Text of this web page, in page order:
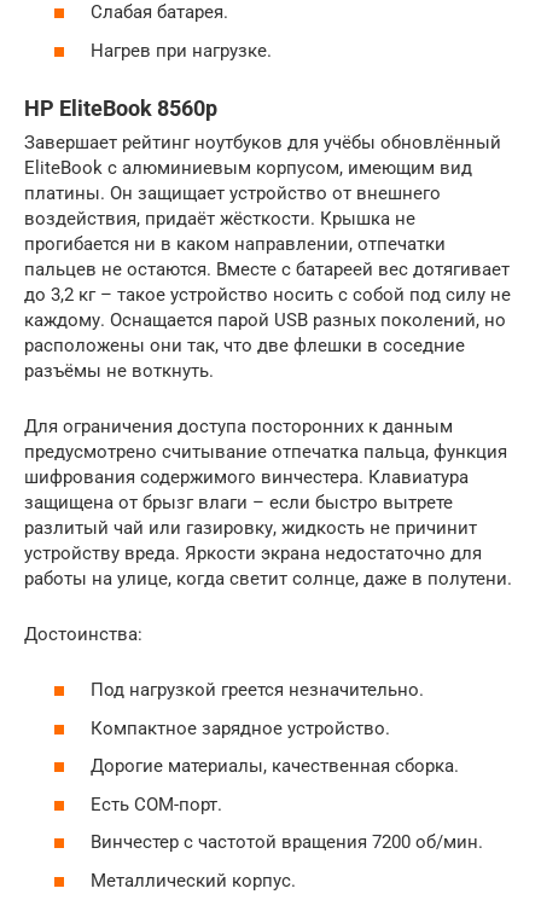
Слабая батарея.
Нагрев при нагрузке.
HP EliteBook 8560p
Завершает рейтинг ноутбуков для учёбы обновлённый
EliteBook с алюминиевым корпусом, имеющим вид
платины. Он защищает устройство от внешнего
воздействия, придаёт жёсткости. Крышка не
прогибается ни в каком направлении, отпечатки
пальцев не остаются. Вместе с батареей вес дотягивает
до 3,2 кг – такое устройство носить с собой под силу не
каждому. Оснащается парой USB разных поколений, но
расположены они так, что две флешки в соседние
разъёмы не воткнуть.
Для ограничения доступа посторонних к данным
предусмотрено считывание отпечатка пальца, функция
шифрования содержимого винчестера. Клавиатура
защищена от брызг влаги – если быстро вытрете
разлитый чай или газировку, жидкость не причинит
устройству вреда. Яркости экрана недостаточно для
работы на улице, когда светит солнце, даже в полутени.
Достоинства:
Под нагрузкой греется незначительно.
Компактное зарядное устройство.
Дорогие материалы, качественная сборка.
Есть COM-порт.
Винчестер с частотой вращения 7200 об/мин.
Металлический корпус.